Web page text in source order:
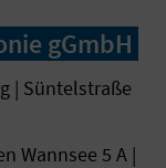
gGmbH
| Süntelstraße
Wannsee 5 A |